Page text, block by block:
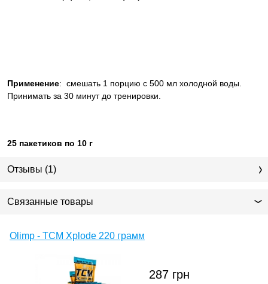
Применение: смешать 1 порцию с 500 мл холодной воды.
Принимать за 30 минут до тренировки.
25 пакетиков по 10 г
Отзывы (1)
Связанные товары
Olimp - TCM Xplode 220 грамм
287 грн